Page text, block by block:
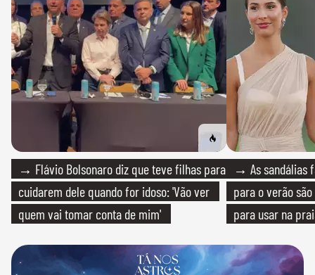
→ Flávio Bolsonaro diz que teve filhas para
cuidarem dele quando for idoso: 'Vão ver
quem vai tomar conta de mim'
→ As sandálias
para o verão
para usar na